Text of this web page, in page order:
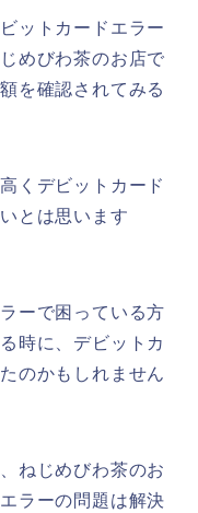
ットカードエラー
めびわ茶のお店で
を確認されてみる
くデビットカード
とは思います
ーで困っている方
時に、デビットカ
のかもしれません
ねじめびわ茶のお
ラーの問題は解決